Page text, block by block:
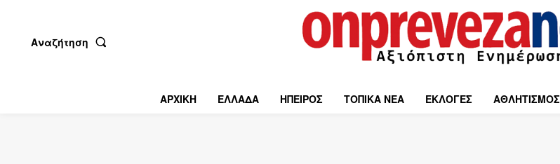
Αναζήτηση
ΑΡΧΙΚΗ ΕΛΛΑΔΑ ΗΠΕΙΡΟΣ ΤΟΠΙΚΑ ΝΕΑ ΕΚΛΟΓΕΣ ΑΘΛΗΤΙΣΜΟΣ